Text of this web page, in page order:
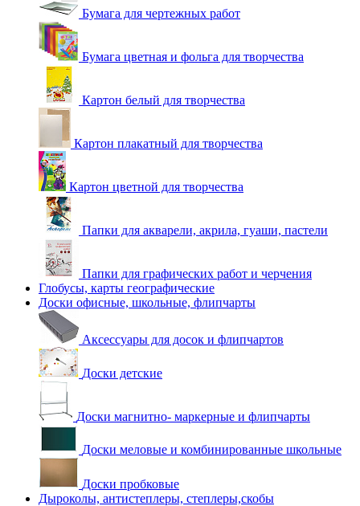
Бумага для чертежных работ
Бумага цветная и фольга для творчества
Картон белый для творчества
Картон плакатный для творчества
Картон цветной для творчества
Папки для акварели, акрила, гуаши, пастели
Папки для графических работ и черчения
Глобусы, карты географические
Доски офисные, школьные, флипчарты
Аксессуары для досок и флипчартов
Доски детские
Доски магнитно- маркерные и флипчарты
Доски меловые и комбинированные школьные
Доски пробковые
Дыроколы, антистеплеры, степлеры,скобы